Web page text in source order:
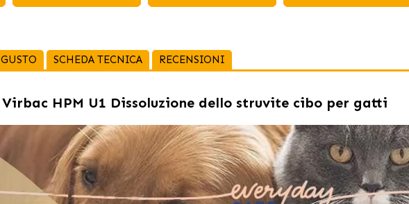
GUSTO SCHEDA TECNICA RECENSIONI
Virbac HPM U1 Dissoluzione dello struvite cibo per gatti